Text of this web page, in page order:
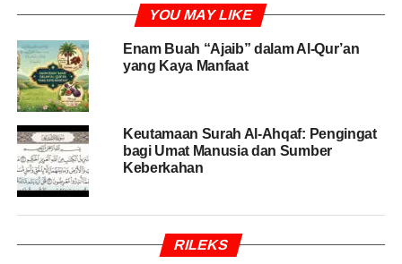
ingkar kepada ajaran-Nya. Namun, mereka menolak
kebenaran hingga akhirnya dibinasakan oleh angin
kencang yang dahsyat.
Surat ini menjadi pengingat bagi umat Islam agar tidak
mengulangi kesalahan kaum terdahulu yang sombong
dan menolak petunjuk Allah. Di antara pesan penting
dalam surat ini adalah ketaatan kepada orang tua,
sebagaimana disebutkan dalam ayat 15, serta peringatan
agar manusia tidak terlena dengan dunia dan melupakan
akhirat.
YOU MAY LIKE
Enam Buah “Ajaib” dalam Al-Qur’an
yang Kaya Manfaat
Keutamaan Surah Al-Ahqaf: Pengingat
bagi Umat Manusia dan Sumber
Keberkahan
RILEKS